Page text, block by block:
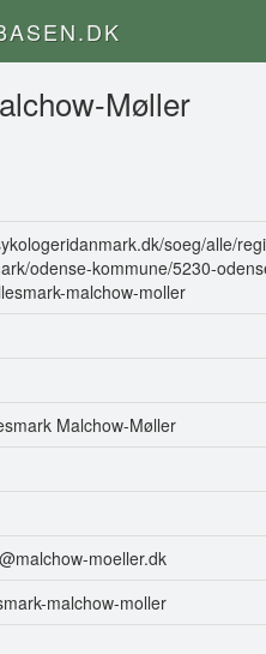
Møller
soeg/alle/
odense-kommune/5230-
malchow-moller
Malchow-Møller
moeller.dk
malchow-moller